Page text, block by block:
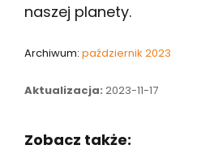
naszej planety.
Archiwum: październik 2023
Aktualizacja: 2023-11-17
Zobacz także: